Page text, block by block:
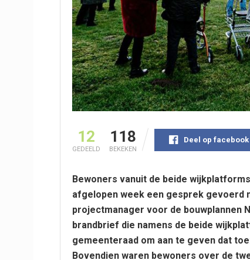
12
GEDEELD
118
BEKEKEN
Deel op facebook
Bewoners vanuit de beide
afgelopen week een gesprek gevoerd
projectmanager voor de bouwplannen
brandbrief die namens de beide
gemeenteraad om aan te geven dat
Bovendien waren bewoners over de